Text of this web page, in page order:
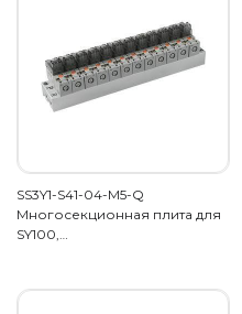
SS3Y1-S41-04-M5-Q
Многосекционная плита для
SY100,…